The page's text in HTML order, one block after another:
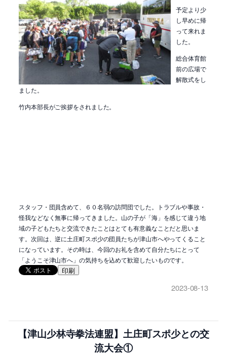
予定より少
し早めに帰
って来れま
した。
総合体育館
前の広場で
解散式をし
ました。
竹内本部長がご挨拶をされました。
スタッフ・団員含めて、６０名弱の訪問団でした。トラブルや事故・
怪我などなく無事に帰ってきました。山の子が「海」を感じて違う地
域の子どもたちと交流できたことはとても有意義なことだと思いま
す。次回は、逆に土庄町スポ少の団員たちが津山市へやってくること
になっています。その時は、今回のお礼を含めて自分たちにとって
「ようこそ津山市へ」の気持ちを込めて歓迎したいものです。
印刷
2023-08-13
【津山少林寺拳法連盟】土庄町スポ少との交
流大会①